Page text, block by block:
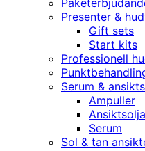
Presenter &
Gift sets
Start kits
Professionell
Serum &
Ampuller
Ansiktsolja
Serum
Sol & tan